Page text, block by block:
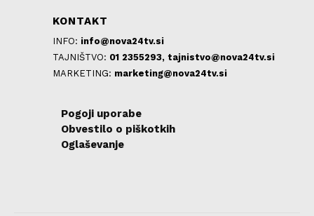
KONTAKT
INFO: info@nova24tv.si
TAJNIŠTVO: 01 2355293, tajnistvo@nova24tv.si
MARKETING: marketing@nova24tv.si
Pogoji uporabe
Obvestilo o piškotkih
Oglaševanje